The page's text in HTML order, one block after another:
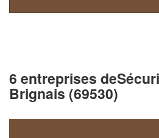
6 entreprises
Brignais (69530)